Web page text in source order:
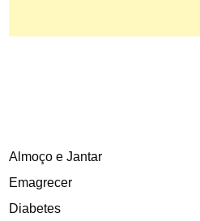
Almoço e Jantar
Emagrecer
Diabetes